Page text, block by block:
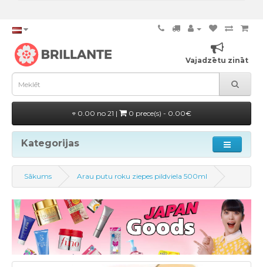
Vajadzētu zināt
0.00 no 21 | 0 prece(s) - 0.00€
Kategorijas
Sākums Arau putu roku ziepes pildviela 500ml